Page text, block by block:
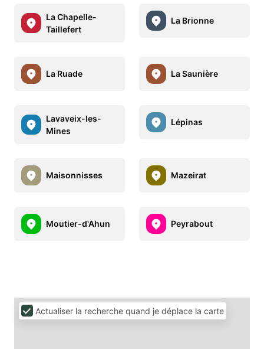
La Chapelle-
Taillefert
La Brionne
La Ruade La Saunière
Lavaveix-les-
Mines
Lépinas
Maisonnisses Mazeirat
Moutier-d'Ahun Peyrabout
Actualiser la recherche quand je déplace la carte